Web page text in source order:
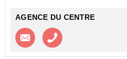
AGENCE DU CENTRE
Contacter l'agence